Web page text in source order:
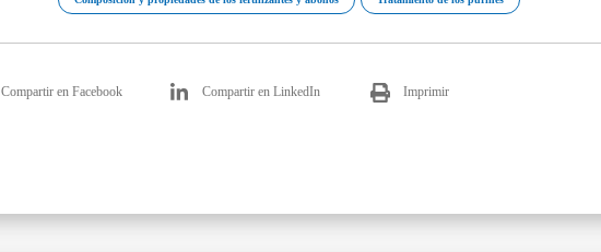
Compartir en Facebook Compartir en LinkedIn Imprimir